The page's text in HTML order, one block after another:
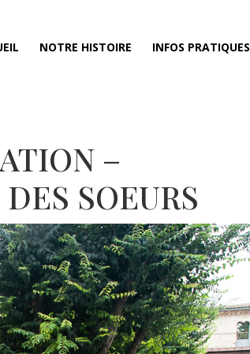
NOTRE HISTOIRE INFOS PRATIQUES
–
SOEURS